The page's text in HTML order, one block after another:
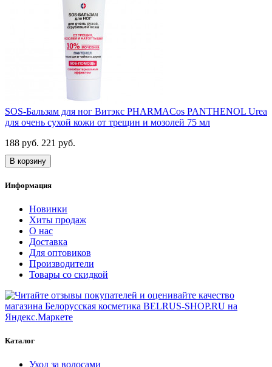
SOS-Бальзам для ног Витэкс PHARMACos PANTHENOL Urea
для очень сухой кожи от трещин и мозолей 75 мл
188 руб. 221 руб.
В корзину
Информация
Новинки
Хиты продаж
О нас
Доставка
Для оптовиков
Производители
Товары со скидкой
Каталог
Уход за волосами